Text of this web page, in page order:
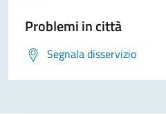
Problemi in città
Segnala disservizio